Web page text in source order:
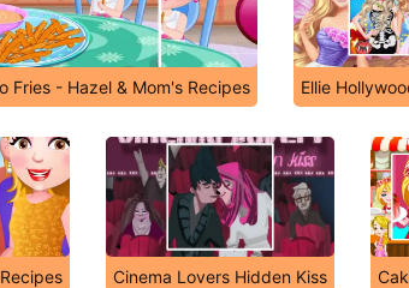
Fries - Hazel & Mom's Recipes Ellie
Cinema Lovers Hidden Kiss